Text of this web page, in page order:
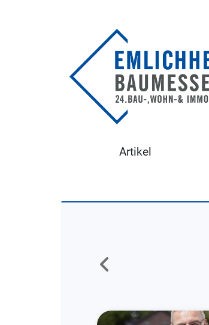
Artikel